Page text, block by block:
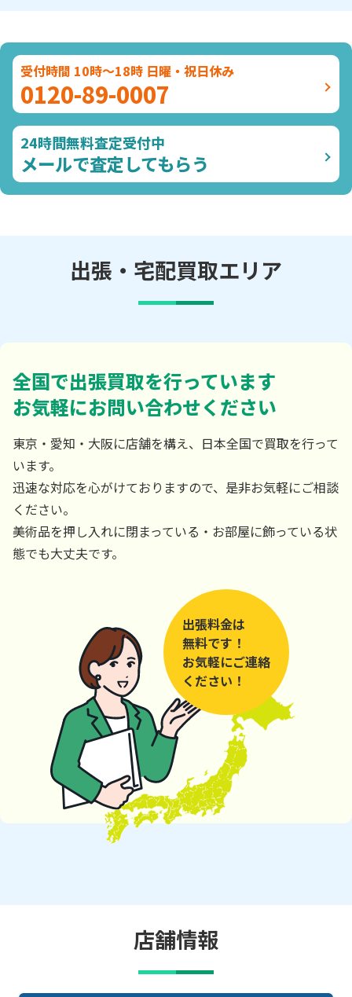
受付時間 10時～18時 日曜・祝日休み
0120-89-0007
24時間無料査定受付中
メールで査定してもらう
出張・宅配買取エリア
全国で出張買取を行っています
お気軽にお問い合わせください
東京・愛知・大阪に店舗を構え、日本全国で買取を行って
います。
迅速な対応を心がけておりますので、是非お気軽にご相談
ください。
美術品を押し入れに閉まっている・お部屋に飾っている状
態でも大丈夫です。
出張料金は
無料です！
お気軽にご連絡
ください！
店舗情報